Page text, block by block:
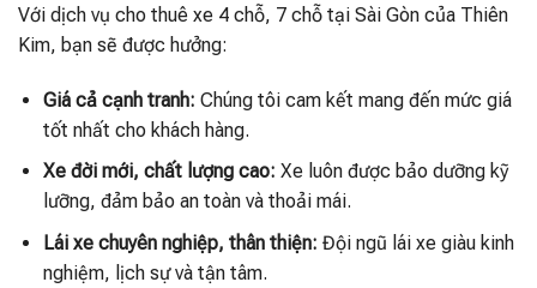
Với dịch vụ cho thuê xe 4 chỗ, 7 chỗ tại Sài Gòn của Thiên
Kim, bạn sẽ được hưởng:
Giá cả cạnh tranh: Chúng tôi cam kết mang đến mức giá
tốt nhất cho khách hàng.
Xe đời mới, chất lượng cao: Xe luôn được bảo dưỡng kỹ
lưỡng, đảm bảo an toàn và thoải mái.
Lái xe chuyên nghiệp, thân thiện: Đội ngũ lái xe giàu kinh
nghiệm, lịch sự và tận tâm.